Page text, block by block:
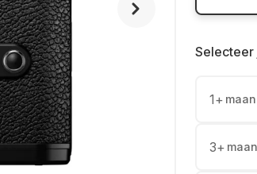
Selecteer
1+
3+